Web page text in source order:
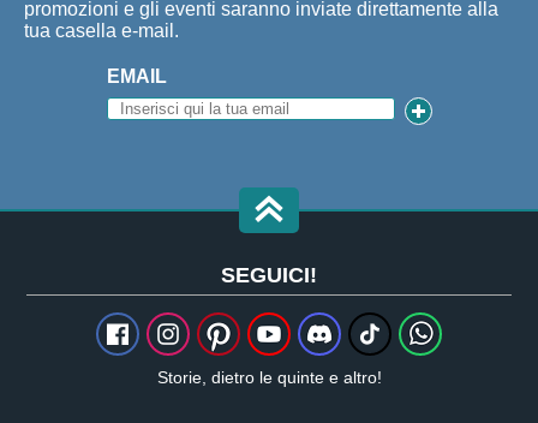
promozioni e gli eventi saranno inviate direttamente alla
tua casella e-mail.
EMAIL
SEGUICI!
Storie, dietro le quinte e altro!